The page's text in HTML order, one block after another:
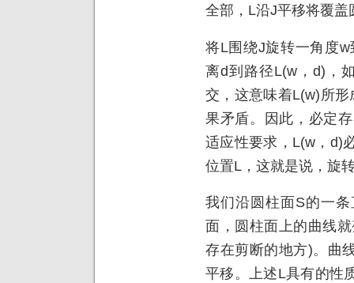
全部，L沿J平移将覆盖
将L围绕J旋转一角度
离d到路径L(w，d)，
交，这意味着L(w)所
果矛盾。因此，必定
适应性要求，L(w，d)
位置L，这就是说，旋
我们沿圆柱面S的一
面，圆柱面上的曲线
存在剪断的地方)。曲
平移。上述L具有的性